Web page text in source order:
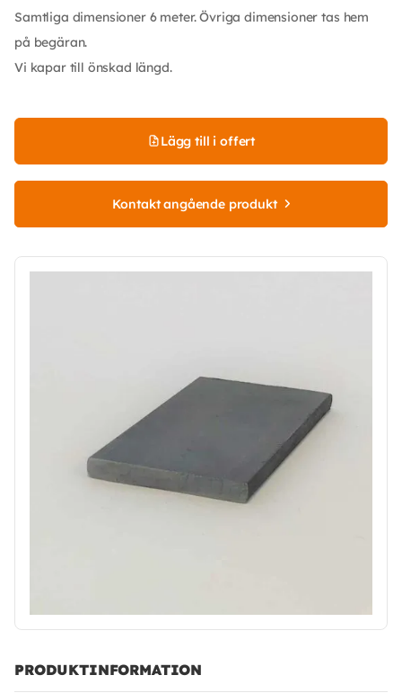
Samtliga dimensioner 6 meter. Övriga dimensioner tas hem
på begäran.
Vi kapar till önskad längd.
Lägg till i offert
Kontakt angående produkt
PRODUKTINFORMATION